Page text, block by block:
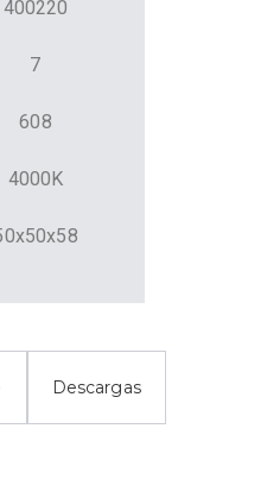
400220
7
608
4000K
Descargas